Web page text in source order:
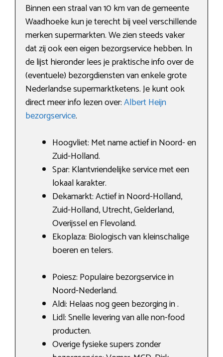
Binnen een straal van 10 km van de gemeente
Waadhoeke kun je terecht bij veel verschillende
merken supermarkten. We zien steeds vaker
dat zij ook een eigen bezorgservice hebben. In
de lijst hieronder lees je praktische info over de
(eventuele) bezorgdiensten van enkele grote
Nederlandse supermarktketens. Je kunt ook
direct meer info lezen over:Albert Heijn
bezorgservice.
Hoogvliet: Met name actief in Noord- en
Zuid-Holland.
Spar: Klantvriendelijke service met een
lokaal karakter.
Dekamarkt: Actief in Noord-Holland,
Zuid-Holland, Utrecht, Gelderland,
Overijssel en Flevoland.
Ekoplaza: Biologisch van kleinschalige
boeren en telers.
Poiesz: Populaire bezorgservice in
Noord-Nederland.
Aldi: Helaas nog geen bezorging in .
Lidl: Snelle levering van alle non-food
producten.
Overige fysieke supers zonder